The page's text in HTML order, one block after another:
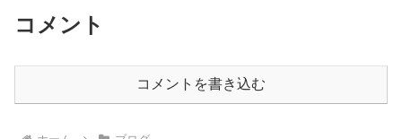
コメント
コメントを書き込む